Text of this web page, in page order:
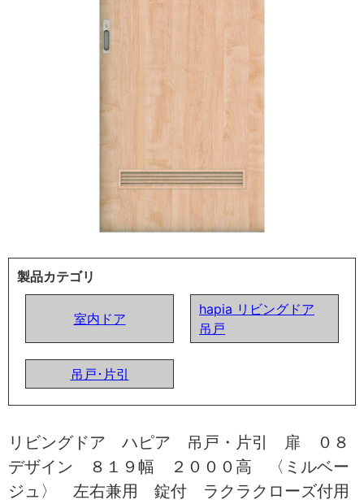
製品カテゴリ
室内ドア
hapia リビングドア
吊戸
吊戸･片引
リビングドア ハピア 吊戸・片引 扉 ０８
デザイン ８１９幅 ２０００高 〈ミルベー
ジュ〉 左右兼用 錠付 ラクラクローズ付用